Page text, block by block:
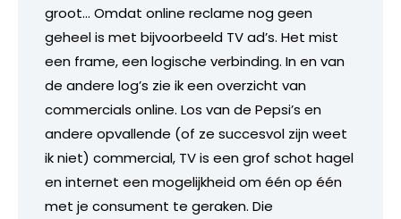
groot… Omdat online reclame nog geen
geheel is met bijvoorbeeld TV ad’s. Het mist
een frame, een logische verbinding. In en van
de andere log’s zie ik een overzicht van
commercials online. Los van de Pepsi’s en
andere opvallende (of ze succesvol zijn weet
ik niet) commercial, TV is een grof schot hagel
en internet een mogelijkheid om één op één
met je consument te geraken. Die